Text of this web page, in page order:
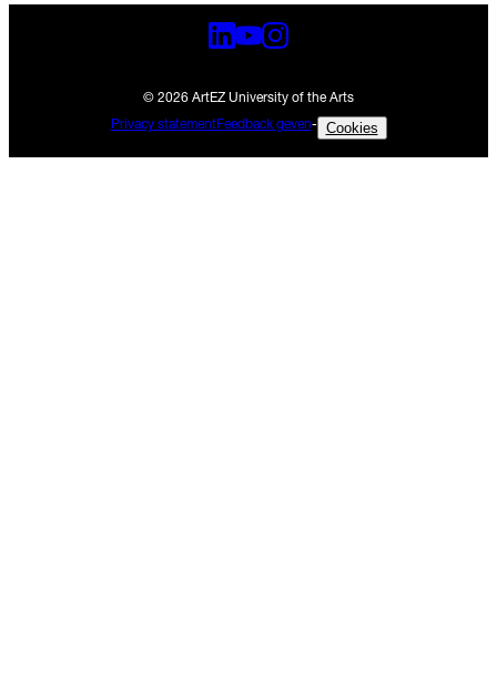
© 2026 ArtEZ University of the Arts
Privacy statementFeedback geven- Cookies